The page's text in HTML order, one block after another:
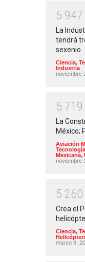
5 947
La
tendrá
sexenio
Ciencia,
Industria
noviembre
5 71 9
La
México;
Aviación
Mexicana,
noviembre
5 260
Crea el
Ciencia,
marzo 9,